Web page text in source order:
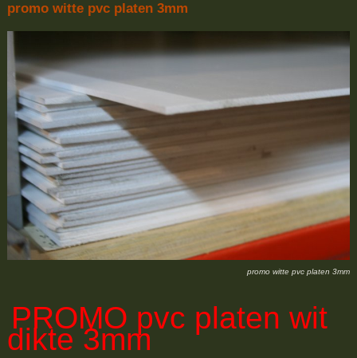
promo witte pvc platen 3mm
promo witte pvc platen 3mm
PROMO pvc platen wit
dikte 3mm